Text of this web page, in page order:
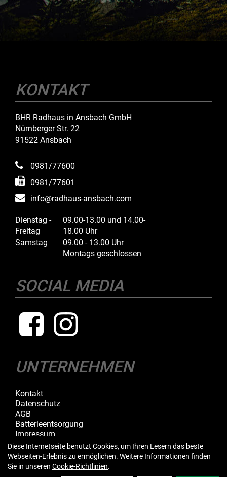
KONTAKT
BHR Radhaus in Ansbach GmbH
Nürnberger Str. 22
91522 Ansbach
0981/77600
0981/77601
info@radhaus-ansbach.com
Dienstag -
Freitag
09.00-13.00 und 14.00-
18.00 Uhr
Samstag
09.00 - 13.00 Uhr
Montags geschlossen
SOCIAL MEDIA
UNTERNEHMEN
Kontakt
Datenschutz
AGB
Batterieentsorgung
Impressum
IHR EINKAUF
Diese Internetseite benutzt Cookies, um Ihren Lesern das beste
Webseiten-Erlebnis zu ermöglichen. Weitere Informationen finden
Sie in unseren Cookie-Richtlinien.